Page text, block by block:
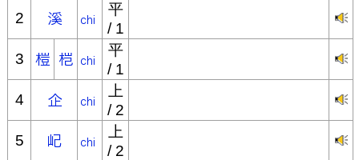
2
平
/ 1
3
平
/ 1
4
上
/ 2
5
上
/ 2